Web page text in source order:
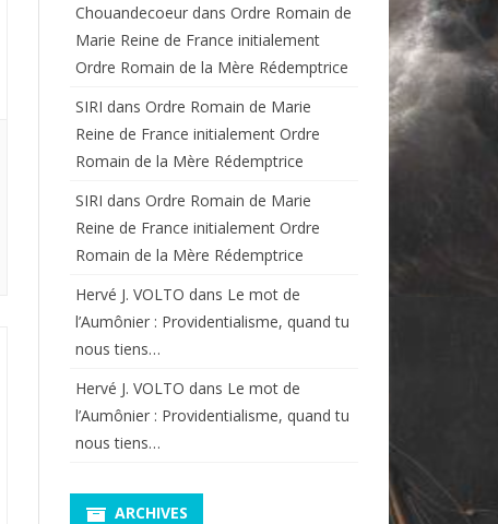
Chouandecoeurdans Ordre Romain de
Marie Reine de France initialement
Ordre Romain de la Mère Rédemptrice
SIRI dans Ordre Romain de Marie
Reine de France initialement Ordre
Romain de la Mère Rédemptrice
SIRI dans Ordre Romain de Marie
Reine de France initialement Ordre
Romain de la Mère Rédemptrice
Hervé J. VOLTO dans Le mot de
l’Aumônier : Providentialisme, quand tu
nous tiens…
Hervé J. VOLTO dans Le mot de
l’Aumônier : Providentialisme, quand tu
nous tiens…
ARCHIVES